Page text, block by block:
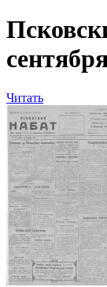
Читать